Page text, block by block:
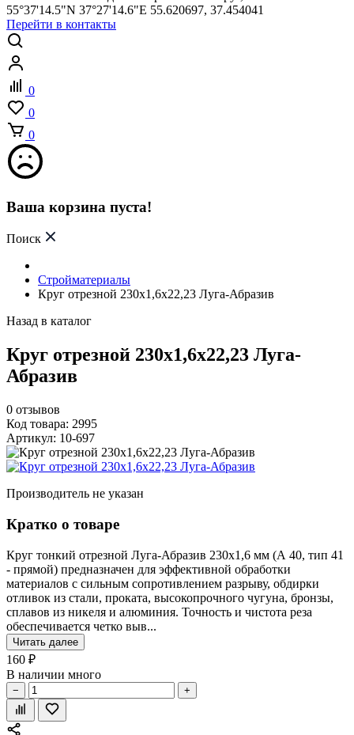
55°37'14.5"N 37°27'14.6"E 55.620697, 37.454041
Перейти в контакты
0
0
0
Ваша корзина пуста!
Поиск
Стройматериалы
Круг отрезной 230х1,6х22,23 Луга-Абразив
Назад в каталог
Круг отрезной 230х1,6х22,23 Луга-
Абразив
0 отзывов
Код товара: 2995
Артикул: 10-697
Производитель не указан
Кратко о товаре
Круг тонкий отрезной Луга-Абразив 230х1,6 мм (А 40, тип 41
- прямой) предназначен для эффективной обработки
материалов с сильным сопротивлением разрыву, обдирки
отливок из стали, проката, высокопрочного чугуна, бронзы,
сплавов из никеля и алюминия. Точность и чистота реза
обеспечивается четко выв...
Читать далее
160 ₽
В наличии много
− +